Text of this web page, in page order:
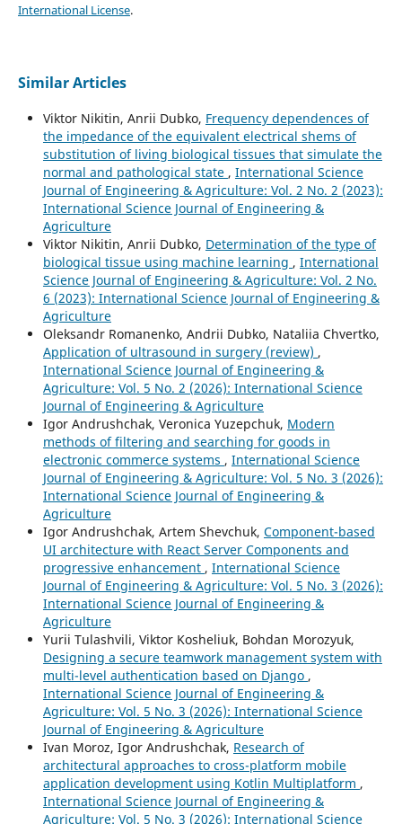
International License.
Similar Articles
Viktor Nikitin, Anrii Dubko, Frequency dependences of
the impedance of the equivalent electrical shems of
substitution of living biological tissues that simulate the
normal and pathological state , International Science
Journal of Engineering & Agriculture: Vol. 2 No. 2 (2023):
International Science Journal of Engineering &
Agriculture
Viktor Nikitin, Anrii Dubko, Determination of the type of
biological tissue using machine learning , International
Science Journal of Engineering & Agriculture: Vol. 2 No.
6 (2023): International Science Journal of Engineering &
Agriculture
Oleksandr Romanenko, Andrii Dubko, Nataliia Chvertko,
Application of ultrasound in surgery (review) ,
International Science Journal of Engineering &
Agriculture: Vol. 5 No. 2 (2026): International Science
Journal of Engineering & Agriculture
Igor Andrushchak, Veronica Yuzepchuk, Modern
methods of filtering and searching for goods in
electronic commerce systems , International Science
Journal of Engineering & Agriculture: Vol. 5 No. 3 (2026):
International Science Journal of Engineering &
Agriculture
Igor Andrushchak, Artem Shevchuk, Component-based
UI architecture with React Server Components and
progressive enhancement , International Science
Journal of Engineering & Agriculture: Vol. 5 No. 3 (2026):
International Science Journal of Engineering &
Agriculture
Yurii Tulashvili, Viktor Kosheliuk, Bohdan Morozyuk,
Designing a secure teamwork management system with
multi-level authentication based on Django ,
International Science Journal of Engineering &
Agriculture: Vol. 5 No. 3 (2026): International Science
Journal of Engineering & Agriculture
Ivan Moroz, Igor Andrushchak, Research of
architectural approaches to cross-platform mobile
application development using Kotlin Multiplatform ,
International Science Journal of Engineering &
Agriculture: Vol. 5 No. 3 (2026): International Science